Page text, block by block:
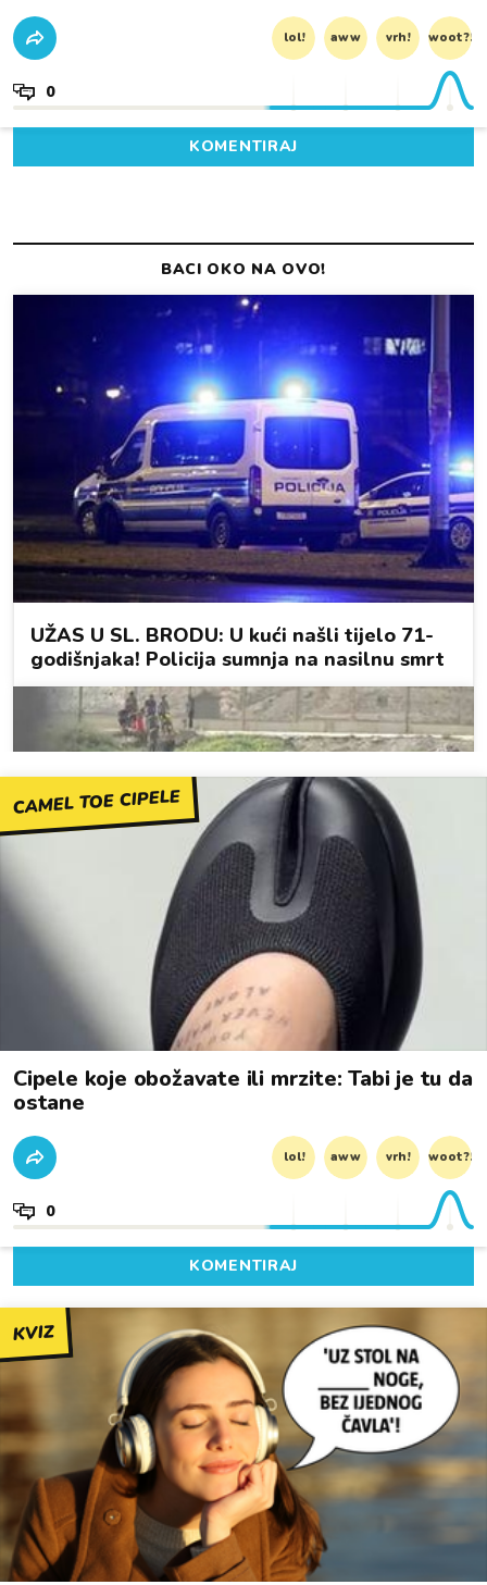
lol! aww vrh! woot?!
0
KOMENTIRAJ
CAMEL TOE CIPELE
Cipele koje obožavate ili mrzite: Tabi je tu da
ostane
lol! aww vrh! woot?!
0
KOMENTIRAJ
KVIZ